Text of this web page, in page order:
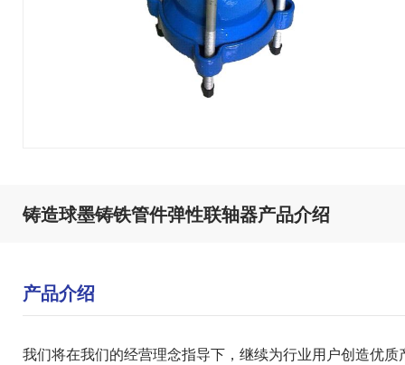
铸造球墨铸铁管件弹性联轴器产品介绍
产品介绍
我们将在我们的经营理念指导下，继续为行业用户创造优质